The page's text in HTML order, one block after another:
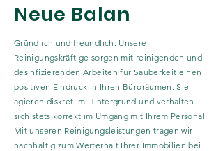
Neue Balan
Gründlich und freundlich: Unsere
Reinigungskräftige sorgen mit reinigenden und
desinfizierenden Arbeiten für Sauberkeit einen
positiven Eindruck in Ihren Büroräumen. Sie
agieren diskret im Hintergrund und verhalten
sich stets korrekt im Umgang mit Ihrem Personal.
Mit unseren Reinigungsleistungen tragen wir
nachhaltig zum Werterhalt Ihrer Immobilien bei.